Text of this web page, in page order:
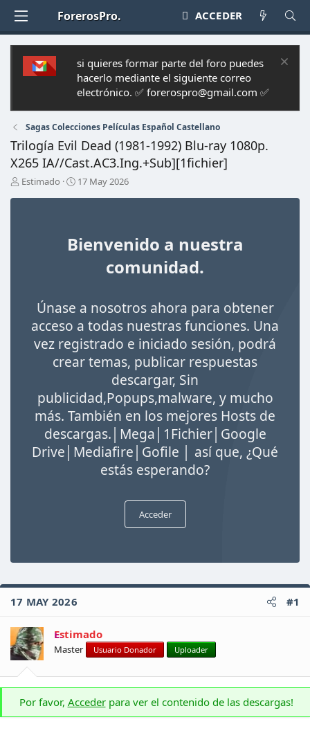
ForerosPro. ACCEDER
si quieres formar parte del foro puedes
hacerlo mediante el siguiente correo
electrónico. ✅ forerospro@gmail.com ✅
Sagas Colecciones Películas Español Castellano
Trilogía Evil Dead (1981-1992) Blu-ray 1080p.
X265 IA//Cast.AC3.Ing.+Sub][1fichier]
A
Estimado
F
d
o
17 May 2026
Bienvenido a nuestra
comunidad.
Únase a nosotros ahora para obtener
acceso a todas nuestras funciones. Una
vez registrado e iniciado sesión, podrá
crear temas, publicar respuestas
descargar, Sin
publicidad,Popups,malware, y mucho
más. También en los mejores Hosts de
descargas.│Mega│1Fichier│Google
Drive│Mediafire│Gofile │ así que, ¿Qué
estás esperando?
Acceder
17 MAY 2026 #1
Estimado
Master Usuario Donador Uploader
Por favor, Accederpara ver el contenido de las descargas!